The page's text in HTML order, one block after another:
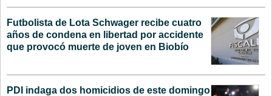
Futbolista de Lota Schwager recibe cuatro
años de condena en libertad por accidente
que provocó muerte de joven en Biobío
PDI indaga dos homicidios de este domingo